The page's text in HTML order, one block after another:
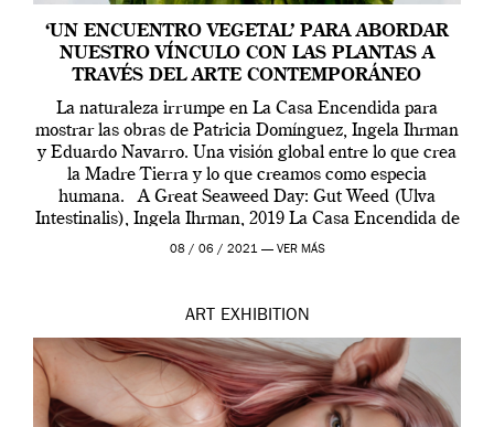
‘UN ENCUENTRO VEGETAL’ PARA ABORDAR
NUESTRO VÍNCULO CON LAS PLANTAS A
TRAVÉS DEL ARTE CONTEMPORÁNEO
La naturaleza irrumpe en La Casa Encendida para
mostrar las obras de Patricia Domínguez, Ingela Ihrman
y Eduardo Navarro. Una visión global entre lo que crea
la Madre Tierra y lo que creamos como especia
humana. A Great Seaweed Day: Gut Weed (Ulva
Intestinalis), Ingela Ihrman, 2019 La Casa Encendida de
Madrid y la Wellcome […]
08 / 06 / 2021 — VER MÁS
ART EXHIBITION